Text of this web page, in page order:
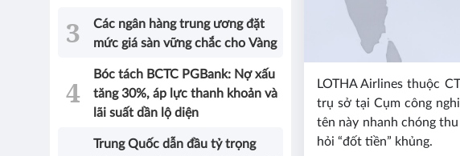
LOTHA Airlines thuộc
trụ sở tại Cụm công
tên này nhanh chóng
hỏi “đốt tiền” khủng.
Các ngân hàng trung ương đặt
mức giá sàn vững chắc cho Vàng
Bóc tách BCTC PGBank: Nợ xấu
tăng 30%, áp lực thanh khoản và
lãi suất dần lộ diện
Trung Quốc dẫn đầu tỷ trọng